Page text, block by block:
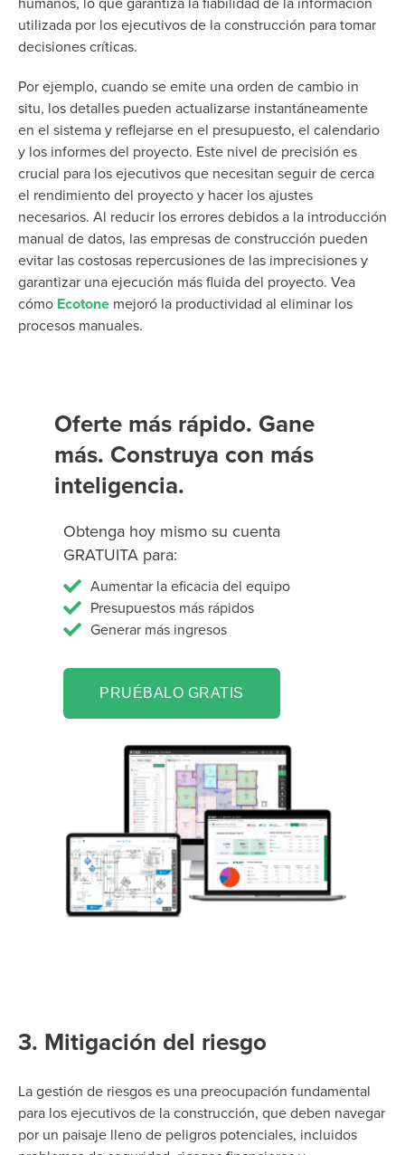
utilizada por los ejecutivos de la construcción para tomar
decisiones críticas.
Por ejemplo, cuando se emite una orden de cambio in
situ, los detalles pueden actualizarse instantáneamente
en el sistema y reflejarse en el presupuesto, el calendario
y los informes del proyecto. Este nivel de precisión es
crucial para los ejecutivos que necesitan seguir de cerca
el rendimiento del proyecto y hacer los ajustes
necesarios. Al reducir los errores debidos a la introducción
manual de datos, las empresas de construcción pueden
evitar las costosas repercusiones de las imprecisiones y
garantizar una ejecución más fluida del proyecto. Vea
cómo Ecotone mejoró la productividad al eliminar los
procesos manuales.
Oferte más rápido. Gane
más. Construya con más
inteligencia.
Obtenga hoy mismo su cuenta
GRATUITA para:
Aumentar la eficacia del equipo
Presupuestos más rápidos
Generar más ingresos
PRUÉBALO GRATIS
3. Mitigación del riesgo
La gestión de riesgos es una preocupación fundamental
para los ejecutivos de la construcción, que deben navegar
por un paisaje lleno de peligros potenciales, incluidos